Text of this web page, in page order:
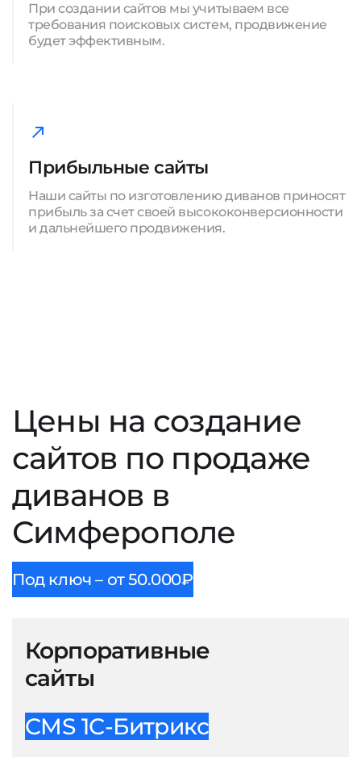
При создании сайтов мы учитываем все
требования поисковых систем, продвижение
будет эффективным.
Прибыльные сайты
Наши сайты по изготовлению диванов приносят
прибыль за счет своей высококонверсионности
и дальнейшего продвижения.
Цены на создание
сайтов по продаже
диванов в
Симферополе
Под ключ – от 50.000₽
Корпоративные
сайты
CMS 1С-Битрикс